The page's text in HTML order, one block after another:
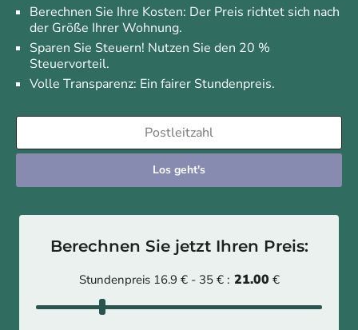
Berechnen Sie Ihre Kosten: Der Preis richtet sich nach
der Größe Ihrer Wohnung.
Sparen Sie Steuern! Nutzen Sie den 20 %
Steuervorteil.
Volle Transparenz: Ein fairer Stundenpreis.
Los geht's
Berechnen Sie jetzt Ihren Preis:
Stundenpreis 16.9 € - 35 € : 21.00 €